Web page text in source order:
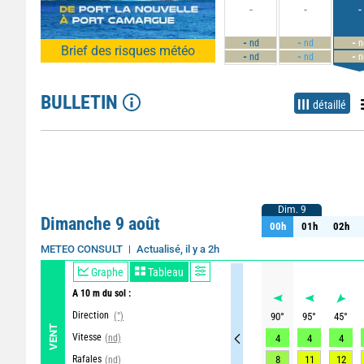
Brief des risques météo
-
-nd
-nd
-
- nd
- nd
-
-
-
BULLETIN détaillé
Dimanche 9 août
METEO CONSULT Actualisé, il y a 2h
VENT
Graphe Tableau
A 10 m du sol :
Direction (°)
Vitesse (nd)
Rafales (nd)
Dim. 9
00h 01h 02h
Dim. 9
00h 01h 02h
90° 95° 45°
4
4 4
8
11 12